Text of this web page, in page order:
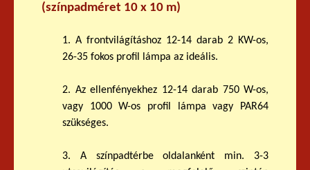
(színpadméret 10 x 10 m)
1. A frontvilágításhoz 12-14 darab 2 KW-os,
26-35 fokos profil lámpa az ideális.
2. Az ellenfényekhez 12-14 darab 750 W-os,
vagy 1000 W-os profil lámpa vagy PAR64
szükséges.
3. A színpadtérbe oldalanként min. 3-3